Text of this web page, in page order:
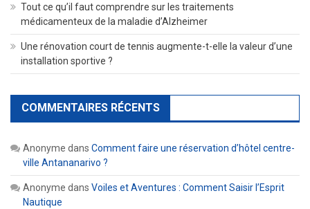
Tout ce qu’il faut comprendre sur les traitements
médicamenteux de la maladie d’Alzheimer
Une rénovation court de tennis augmente-t-elle la valeur d’une
installation sportive ?
COMMENTAIRES RÉCENTS
Anonyme dans Comment faire une réservation d’hôtel centre-
ville Antananarivo ?
Anonyme dans Voiles et Aventures : Comment Saisir l’Esprit
Nautique